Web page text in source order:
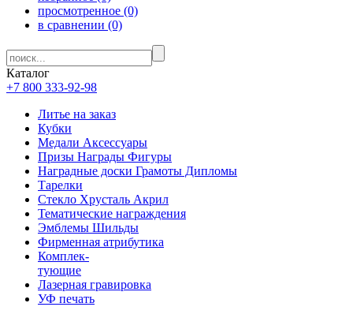
просмотренное (0)
в сравнении (0)
Каталог
+7 800 333-92-98
Литье на заказ
Кубки
Медали Аксессуары
Призы Награды Фигуры
Наградные доски Грамоты Дипломы
Тарелки
Стекло Хрусталь Акрил
Тематические награждения
Эмблемы Шильды
Фирменная атрибутика
Комплек-
тующие
Лазерная гравировка
УФ печать